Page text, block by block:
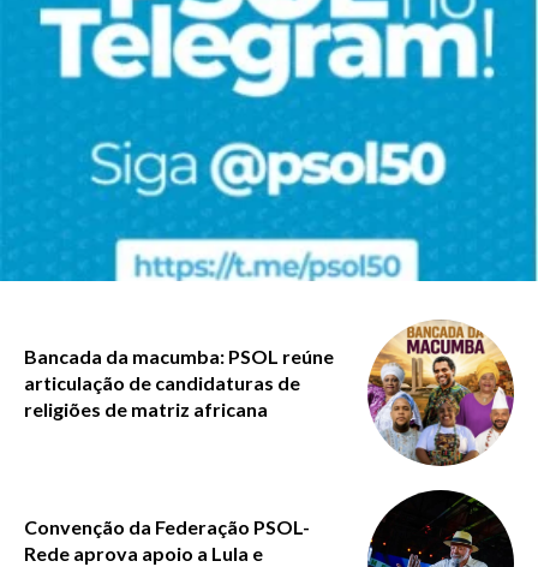
Bancada da macumba: PSOL reúne
articulação de candidaturas de
religiões de matriz africana
Convenção da Federação PSOL-
Rede aprova apoio a Lula e